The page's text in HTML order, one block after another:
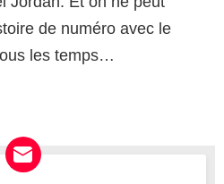
de numéro avec le
les temps…